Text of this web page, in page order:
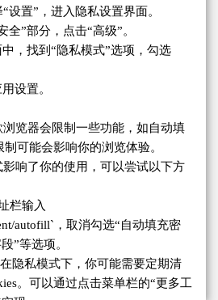
设置”，进入隐私设置界面。
”部分，点击“高级”。
，找到“隐私模式”选项，勾选
设置。
览器会限制一些功能，如自动填
可能会影响你的浏览体验。
响了你的使用，可以尝试以下方
栏输入
autofill`，取消勾选“自动填充密
”等选项。
隐私模式下，你可能需要定期清
。可以通过点击菜单栏的“更多工